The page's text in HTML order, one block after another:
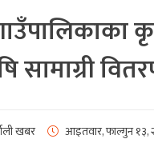
सामाग्री
खबर आइतवार, फाल्गुन १३,